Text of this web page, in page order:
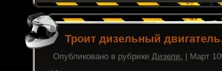
Троит дизельный
Опубликовано в рубрике Дизели. | Март